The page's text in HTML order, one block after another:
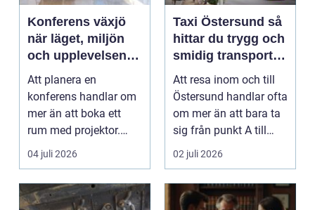
Konferens växjö
när läget, miljön
och upplevelsen
gör skillnad
Att planera en
konferens handlar om
mer än att boka ett
rum med projektor.
Företag letar efter
04 juli 2026
Taxi Östersund så
hittar du trygg och
smidig transport
året runt
Att resa inom och till
Östersund handlar ofta
om mer än att bara ta
sig från punkt A till
punkt B. M...
02 juli 2026